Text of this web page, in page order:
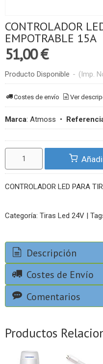
CONTROLADOR
EMPOTRABLE 15A
51,00 €
Producto Disponible - (Imp.
Costes de envío Ver
Marca: Atmoss •
CONTROLADOR LED PARA
Categoría: Tiras Led 24V |
Descripción
Costes de Envío
Comentarios
Productos